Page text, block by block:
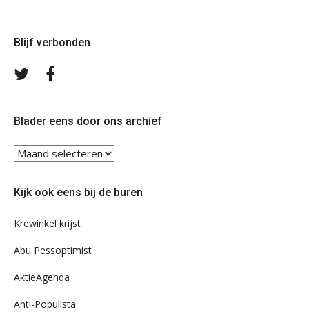
Blijf verbonden
Volg
Blader eens door ons archief
Blader
eens
ons
Kijk ook eens bij de buren
Krewinkel krijst
Abu Pessoptimist
AktieAgenda
Anti-Populista